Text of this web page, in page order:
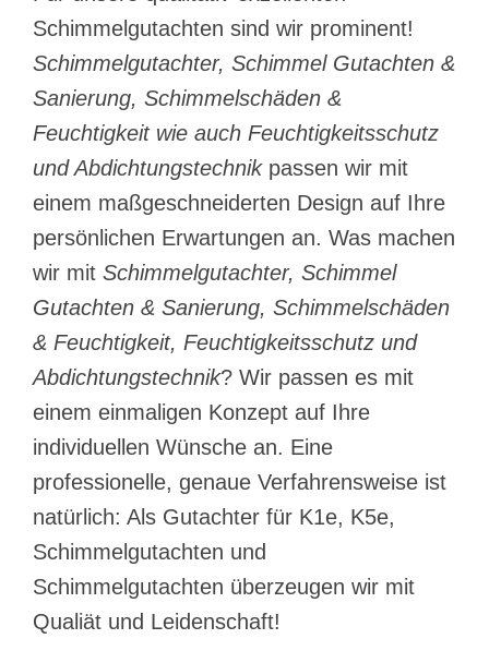
Schimmelgutachten sind wir prominent!
Schimmelgutachter, Schimmel Gutachten &
Sanierung, Schimmelschäden &
Feuchtigkeit wie auch Feuchtigkeitsschutz
und Abdichtungstechnikpassen wir mit
einem maßgeschneiderten Design auf Ihre
persönlichen Erwartungen an. Was machen
wir mit Schimmelgutachter, Schimmel
Gutachten & Sanierung, Schimmelschäden
& Feuchtigkeit, Feuchtigkeitsschutz und
Abdichtungstechnik? Wir passen es mit
einem einmaligen Konzept auf Ihre
individuellen Wünsche an. Eine
professionelle, genaue Verfahrensweise ist
natürlich: Als Gutachter für K1e, K5e,
Schimmelgutachten und
Schimmelgutachten überzeugen wir mit
Qualiät und Leidenschaft!